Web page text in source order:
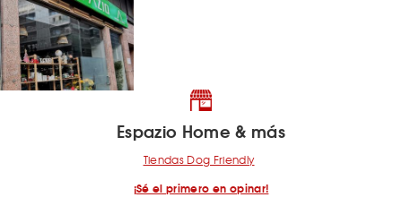
Espazio Home & más
Tiendas Dog Friendly
¡Sé el primero en opinar!